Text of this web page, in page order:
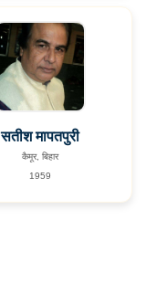
सतीश मापतपुरी
कैमूर, बिहार
1959